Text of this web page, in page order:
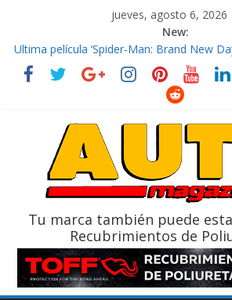
jueves, agosto 6, 2026
New:
El costo de tener un vehículo gana
decidir
Ultima película ‘Spider‑Man: Brand New
La Vuelta al Ecuador 2026, edición 47ª,
La FEDAK recibe 12 Sinotruk Bolden para
Tu marca también puede
Recubrimientos de